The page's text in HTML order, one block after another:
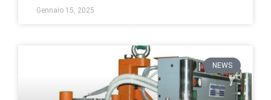
Gennaio 15, 2025
NEWS